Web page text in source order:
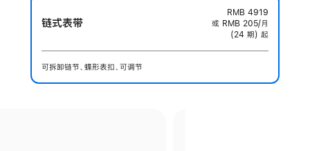
链式表带
RMB 4919
或 RMB 205/月
(24 期) 起
可拆卸链节、蝶形表扣、可调节